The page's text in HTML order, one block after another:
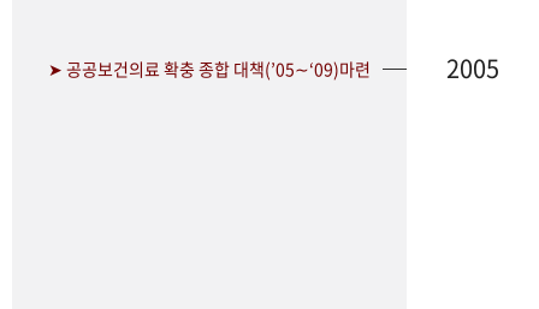
➤ 공공보건의료 확충 종합 대책(’05∼‘09)마련 2005